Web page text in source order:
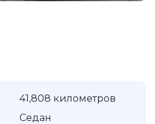
41,808 километров
Седан